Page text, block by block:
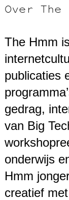
Over The
The Hmm
publicaties
gedrag,
van Big
onderwijs
Hmm
creatief